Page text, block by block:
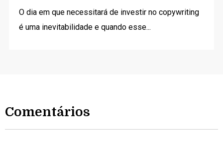
O dia em que necessitará de investir no copywriting
é uma inevitabilidade e quando esse...
Comentários